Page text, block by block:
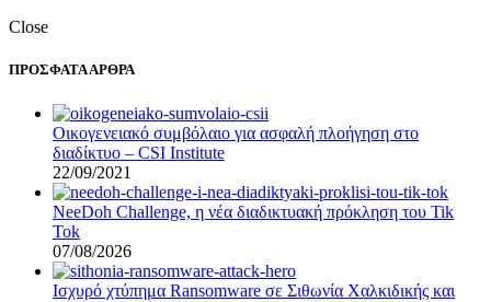
Close
ΠΡΟΣΦΑΤΑ ΑΡΘΡΑ
Οικογενειακό συμβόλαιο για ασφαλή πλοήγηση στο
διαδίκτυο – CSI Institute
22/09/2021
NeeDoh Challenge, η νέα διαδικτυακή πρόκληση του Tik
Tok
07/08/2026
Ισχυρό χτύπημα Ransomware σε Σιθωνία Χαλκιδικής και